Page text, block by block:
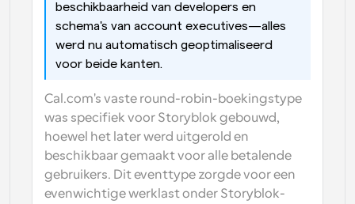
beschikbaarheid van developers en
schema's van account executives—alles
werd nu automatisch geoptimaliseerd
voor beide kanten.
Cal.com's vaste round-robin-boekingstype
was specifiek voor Storyblok gebouwd,
hoewel het later werd uitgerold en
beschikbaar gemaakt voor alle betalende
gebruikers. Dit eventtype zorgde voor een
evenwichtige werklast onder Storyblok-